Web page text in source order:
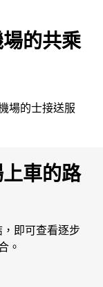
的共乘
場的士接送服
車的路
即可查看逐步
。